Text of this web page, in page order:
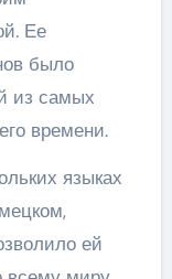
Ее
было
из самых
времени.
языках
ей